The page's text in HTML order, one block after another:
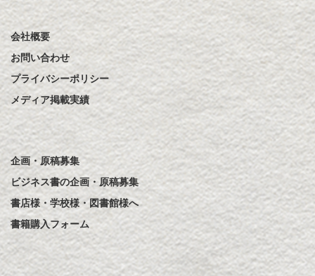
会社概要
お問い合わせ
プライバシーポリシー
メディア掲載実績
企画・原稿募集
ビジネス書の企画・原稿募集
書店様・学校様・図書館様へ
書籍購入フォーム